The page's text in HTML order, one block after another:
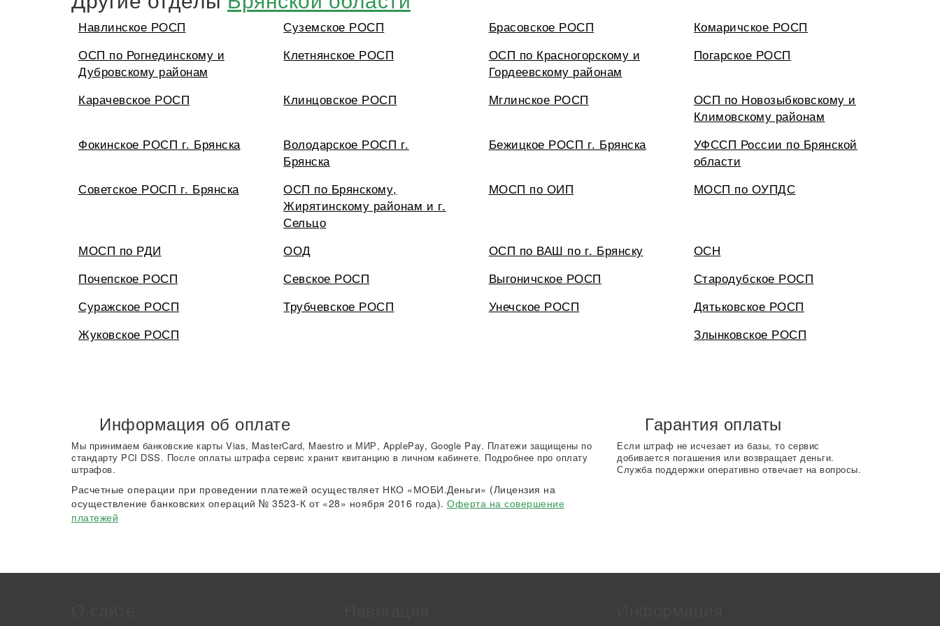
Навлинское РОСП Суземское РОСП Брасовское РОСП
Комаричское РОСП
ОСП по Рогнединскому и
Дубровскому районам
Клетнянское РОСП
ОСП по Красногорскому и
Гордеевскому районам
Погарское РОСП
Карачевское РОСП Клинцовское РОСП Мглинское РОСП
ОСП по Новозыбковскому и
Климовскому районам
Фокинское РОСП г. Брянска
Володарское РОСП г.
Брянска
Бежицкое РОСП г. Брянска
УФССП России по Брянской
области
Советское РОСП г. Брянска
ОСП по Брянскому,
Жирятинскому районам и г.
Сельцо
МОСП по ОИП МОСП по ОУПДС
МОСП по РДИ ООД ОСП по ВАШ по г. Брянску
ОСН
Почепское РОСП
Севское РОСП Выгоничское РОСП
Стародубское РОСП
Суражское РОСП
Трубчевское РОСП Унечское РОСП
Дятьковское РОСП
Жуковское РОСП
Злынковское РОСП
Информация об оплате
Мы принимаем банковские карты Vias, MasterCard, Maestro и МИР, ApplePay, Google Pay. Платежи защищены по
стандарту PCI DSS. После оплаты штрафа сервис хранит квитанцию в личном кабинете. Подробнее про оплату
штрафов.
Расчетные операции при проведении платежей осуществляет НКО «МОБИ.Деньги» (Лицензия на
осуществление банковских операций № 3523-К от «28» ноября 2016 года). Оферта на совершение
платежей
Гарантия оплаты
Если штраф не исчезает из базы, то сервис
добивается погашения или возвращает деньги.
Служба поддержки оперативно отвечает на вопросы.